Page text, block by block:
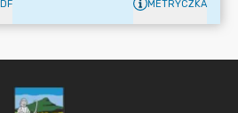
METRYCZKA